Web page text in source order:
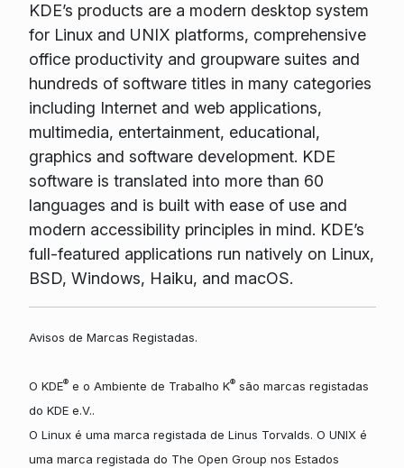
KDE’s products are a modern desktop system
for Linux and UNIX platforms, comprehensive
office productivity and groupware suites and
hundreds of software titles in many categories
including Internet and web applications,
multimedia, entertainment, educational,
graphics and software development. KDE
software is translated into more than 60
languages and is built with ease of use and
modern accessibility principles in mind. KDE’s
full-featured applications run natively on Linux,
BSD, Windows, Haiku, and macOS.
Avisos de Marcas Registadas.
O KDE®e o Ambiente de Trabalho K®são marcas registadas
do KDE e.V..
O Linux é uma marca registada de Linus Torvalds. O UNIX é
uma marca registada do The Open Group nos Estados